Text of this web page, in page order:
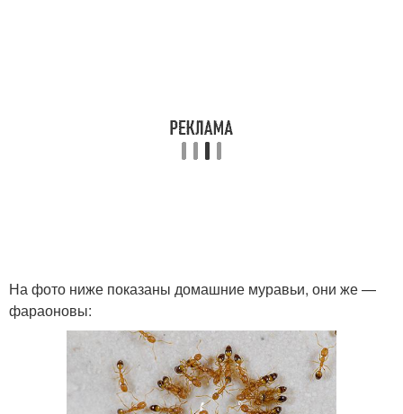
На фото ниже показаны домашние муравьи, они же —
фараоновы: